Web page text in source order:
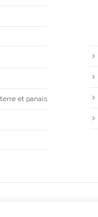
et panais